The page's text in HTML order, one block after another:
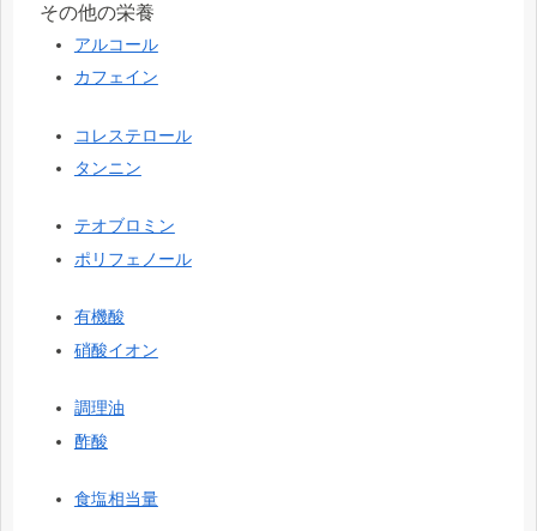
その他の栄養
アルコール
カフェイン
コレステロール
タンニン
テオブロミン
ポリフェノール
有機酸
硝酸イオン
調理油
酢酸
食塩相当量